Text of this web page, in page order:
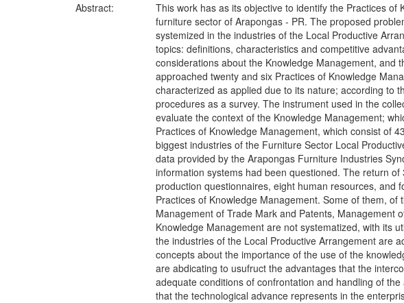
Abstract:
This work has as its objective to identify the Practices
furniture sector of Arapongas - PR. The proposed
systemized in the industries of the Local Productive
topics: definitions, characteristics and competitive
considerations about the Knowledge Management, and
approached twenty and six Practices of Knowledge
characterized as applied due to its nature; according to
procedures as a survey. The instrument used in the
evaluate the context of the Knowledge Management;
Practices of Knowledge Management, which consist of
biggest industries of the Furniture Sector Local
data provided by the Arapongas Furniture Industries
information systems had been questioned. The return
production questionnaires, eight human resources, and
Practices of Knowledge Management. Some of them,
Management of Trade Mark and Patents, Management
Knowledge Management are not systematized, with its
the industries of the Local Productive Arrangement are
concepts about the importance of the use of the
are abdicating to usufruct the advantages that the
adequate conditions of confrontation and handling of
that the technological advance represents in the